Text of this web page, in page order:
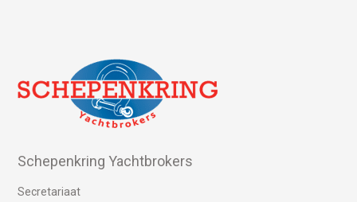
Schepenkring Yachtbrokers
Secretariaat